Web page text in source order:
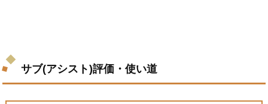
サブ(アシスト)評価・使い道